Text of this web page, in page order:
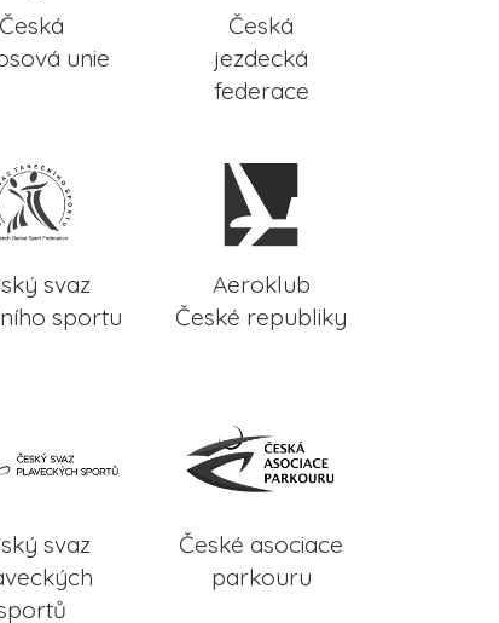
Česká
unie
Česká
jezdecká
federace
svaz
sportu
Aeroklub
České republiky
svaz
České asociace
parkouru